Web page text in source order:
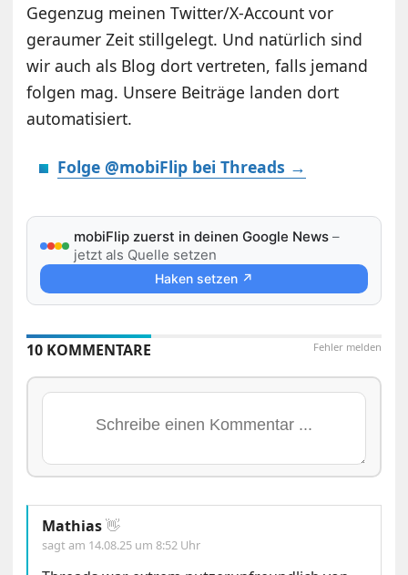
Gegenzug meinen Twitter/X-Account vor
geraumer Zeit stillgelegt. Und natürlich sind
wir auch als Blog dort vertreten, falls jemand
folgen mag. Unsere Beiträge landen dort
automatisiert.
Folge @mobiFlip bei Threads →
mobiFlip zuerst in deinen Google News –
jetzt als Quelle setzen
Haken setzen ↗
Fehler melden
10 KOMMENTARE
Mathias👋
sagt am 14.08.25 um 8:52 Uhr